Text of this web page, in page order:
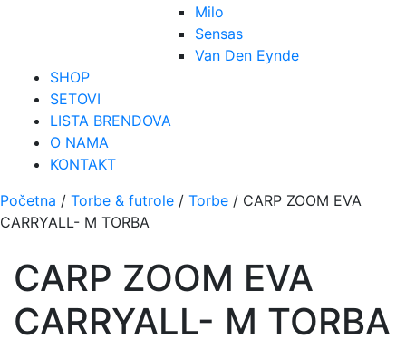
Milo
Sensas
Van Den Eynde
SHOP
SETOVI
LISTA BRENDOVA
O NAMA
KONTAKT
Početna / Torbe & futrole / Torbe / CARP ZOOM EVA
CARRYALL- M TORBA
CARP ZOOM EVA
CARRYALL- M TORBA